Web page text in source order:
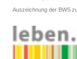
Auszeichnung der BWS